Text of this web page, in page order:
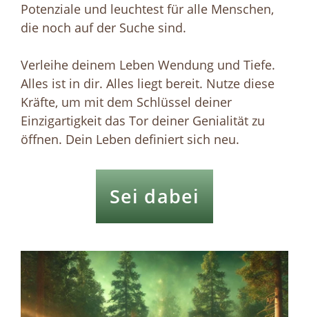
Potenziale und leuchtest für alle Menschen,
die noch auf der Suche sind.
Verleihe deinem Leben Wendung und Tiefe.
Alles ist in dir. Alles liegt bereit. Nutze diese
Kräfte, um mit dem Schlüssel deiner
Einzigartigkeit das Tor deiner Genialität zu
öffnen. Dein Leben definiert sich neu.
Sei dabei